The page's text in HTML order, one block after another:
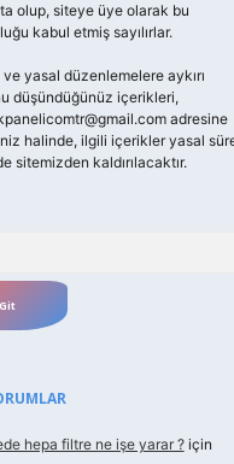
olup, siteye üye olarak bu
kabul etmiş sayılırlar.
yasal düzenlemelere aykırı
düşündüğünüz içerikleri,
adresine
halinde, ilgili içerikler yasal
sitemizden kaldırılacaktır.
hepa filtre ne işe yarar ?için